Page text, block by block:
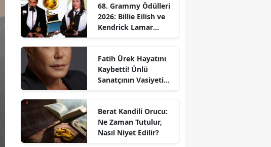
68. Grammy Ödülleri
2026: Billie Eilish ve
Kendrick Lamar
Fatih Ürek Hayatını
Kaybetti! Ünlü
Sanatçının Vasiyeti
Berat Kandili Orucu:
Ne Zaman Tutulur,
Nasıl Niyet Edilir?